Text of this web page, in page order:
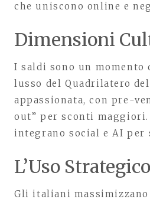
che uniscono online e
Dimensioni
I saldi sono un
lusso del Quadrilatero
appassionata, con pre-
out” per sconti
integrano social e AI per
L’Uso
Gli italiani